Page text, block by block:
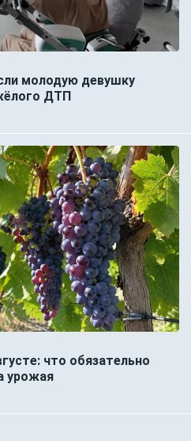
молодую девушку
ДТП
что обязательно
урожая